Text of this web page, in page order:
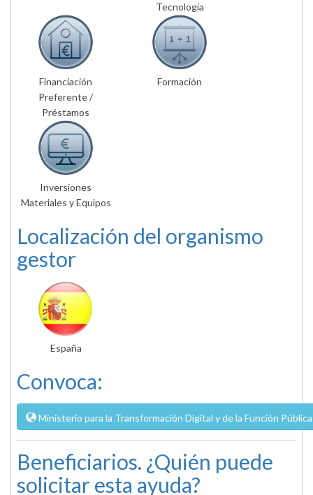
Tecnología
Financiación
Preferente /
Préstamos
Formación
Inversiones
Materiales y Equipos
Localización del organismo
gestor
España
Convoca:
Ministerio para la Transformación Digital y de la Función Pública
Beneficiarios. ¿Quién puede
solicitar esta ayuda?